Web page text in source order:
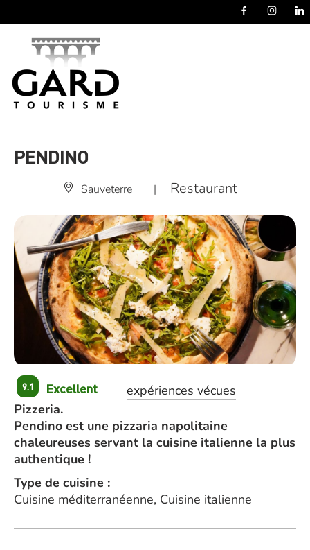
PENDINO
Sauveterre | Restaurant
9.1 Excellent
expériences vécues
Pizzeria.
Pendino est une pizzaria napolitaine
chaleureuses servant la cuisine italienne la plus
authentique !
Type de cuisine :
Cuisine méditerranéenne, Cuisine italienne